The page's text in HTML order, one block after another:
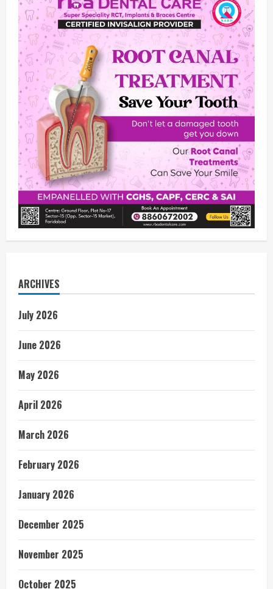
ARCHIVES
July 2026
June 2026
May 2026
April 2026
March 2026
February 2026
January 2026
December 2025
November 2025
October 2025